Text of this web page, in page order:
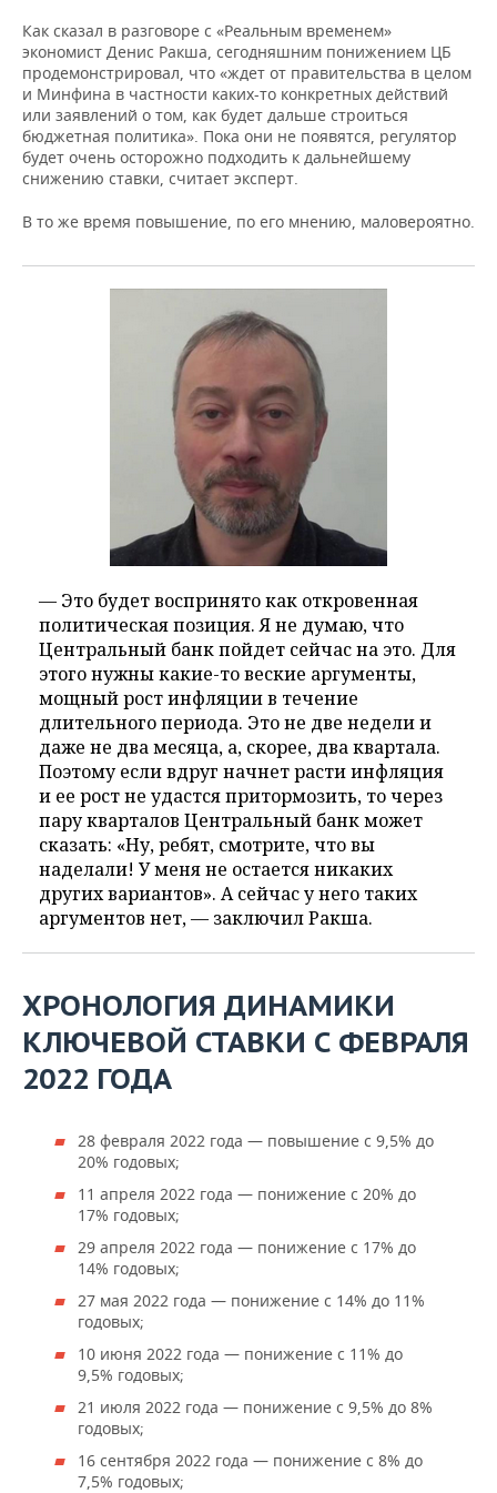
Как сказал в разговоре с «Реальным временем»
экономист Денис Ракша, сегодняшним понижением ЦБ
продемонстрировал, что «ждет от правительства в целом
и Минфина в частности каких-то конкретных действий
или заявлений о том, как будет дальше строиться
бюджетная политика». Пока они не появятся, регулятор
будет очень осторожно подходить к дальнейшему
снижению ставки, считает эксперт.
В то же время повышение, по его мнению, маловероятно.
— Это будет воспринято как откровенная
политическая позиция. Я не думаю, что
Центральный банк пойдет сейчас на это. Для
этого нужны какие-то веские аргументы,
мощный рост инфляции в течение
длительного периода. Это не две недели и
даже не два месяца, а, скорее, два квартала.
Поэтому если вдруг начнет расти инфляция
и ее рост не удастся притормозить, то через
пару кварталов Центральный банк может
сказать: «Ну, ребят, смотрите, что вы
наделали! У меня не остается никаких
других вариантов». А сейчас у него таких
аргументов нет, — заключил Ракша.
ХРОНОЛОГИЯ ДИНАМИКИ
КЛЮЧЕВОЙ СТАВКИ С ФЕВРАЛЯ
2022 ГОДА
28 февраля 2022 года — повышение с 9,5% до
20% годовых;
11 апреля 2022 года — понижение с 20% до
17% годовых;
29 апреля 2022 года — понижение с 17% до
14% годовых;
27 мая 2022 года — понижение с 14% до 11%
годовых;
10 июня 2022 года — понижение с 11% до
9,5% годовых;
21 июля 2022 года — понижение с 9,5% до 8%
годовых;
16 сентября 2022 года — понижение с 8% до
7,5% годовых;